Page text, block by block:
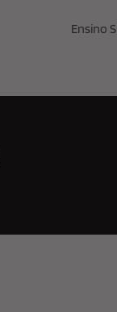
Ensino